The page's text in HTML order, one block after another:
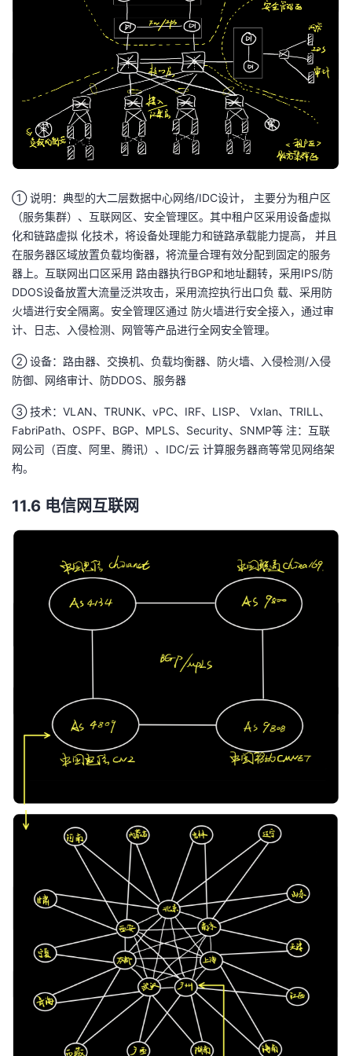
① 说明：典型的大二层数据中心网络/IDC设计， 主要分为租户区
（服务集群）、互联网区、安全管理区。其中租户区采用设备虚拟
化和链路虚拟 化技术，将设备处理能力和链路承载能力提高， 并且
在服务器区域放置负载均衡器，将流量合理有效分配到固定的服务
器上。互联网出口区采用 路由器执行BGP和地址翻转，采用IPS/防
DDOS设备放置大流量泛洪攻击，采用流控执行出口负 载、采用防
火墙进行安全隔离。安全管理区通过 防火墙进行安全接入，通过审
计、日志、入侵检测、网管等产品进行全网安全管理。
② 设备：路由器、交换机、负载均衡器、防火墙、入侵检测/入侵
防御、网络审计、防DDOS、服务器
③ 技术：VLAN、TRUNK、vPC、IRF、LISP、 Vxlan、TRILL、
FabriPath、OSPF、BGP、MPLS、Security、SNMP等 注：互联
网公司（百度、阿里、腾讯）、IDC/云 计算服务器商等常见网络架
构。
11.6 电信网互联网